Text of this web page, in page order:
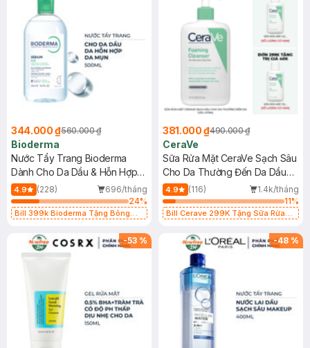
344.000 ₫560.000 ₫
Bioderma
Nước Tẩy Trang Bioderma
Dành Cho Da Dầu & Hỗn Hợp
500ml
4.9 (228)
696/tháng
24%
Bill 399k Bioderma Tặng Bông
381.000 ₫490.000 ₫
CeraVe
Sữa Rửa Mặt CeraVe Sạch Sâu
Cho Da Thường Đến Da Dầu
473ml
4.9 (116)
1.4k/tháng
11%
Bill Cerave 299K Tặng Sữa Rửa
-53 % -48 %